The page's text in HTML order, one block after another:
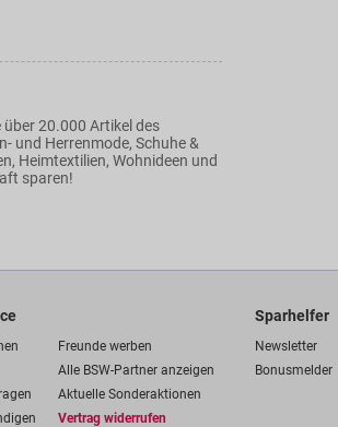
über 20.000 Artikel des
und Herrenmode, Schuhe &
Heimtextilien, Wohnideen und
sparen!
Freunde werben
Alle BSW-Partner anzeigen
Aktuelle Sonderaktionen
Vertrag widerrufen
Sparhelfer
Newsletter
Bonusmelder